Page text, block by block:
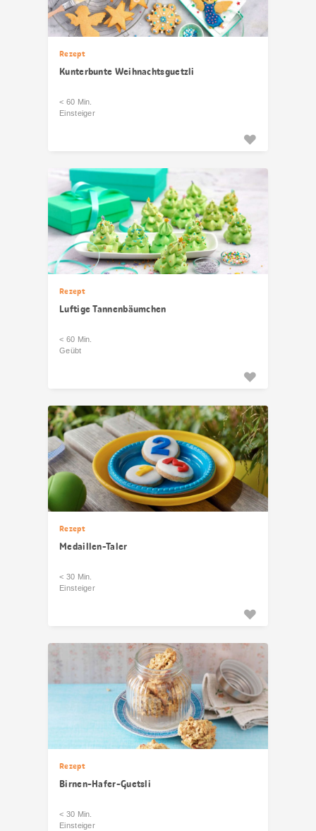
Rezept
Kunterbunte Weihnachtsguetzli
< 60 Min.
Einsteiger
Rezept
Luftige Tannenbäumchen
< 60 Min.
Geübt
Rezept
Medaillen-Taler
< 30 Min.
Einsteiger
Rezept
Birnen-Hafer-Guetsli
< 30 Min.
Einsteiger